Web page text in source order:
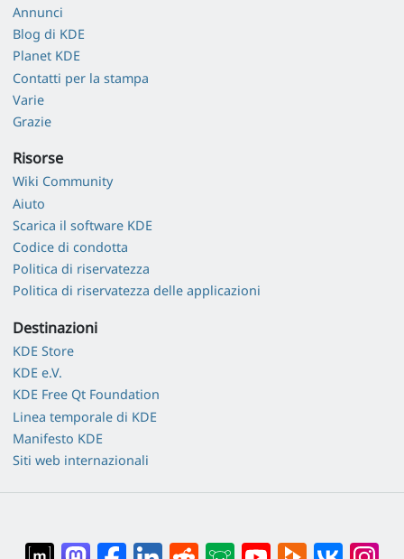
Annunci
Blog di KDE
Planet KDE
Contatti per la stampa
Varie
Grazie
Risorse
Wiki Community
Aiuto
Scarica il software KDE
Codice di condotta
Politica di riservatezza
Politica di riservatezza delle applicazioni
Destinazioni
KDE Store
KDE e.V.
KDE Free Qt Foundation
Linea temporale di KDE
Manifesto KDE
Siti web internazionali